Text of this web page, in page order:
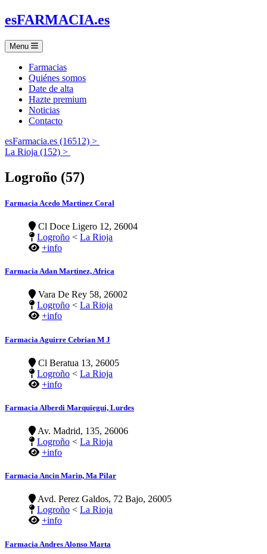
esFARMACIA.es
Menu
Farmacias
Quiénes somos
Date de alta
Hazte premium
Noticias
Contacto
esFarmacia.es (16512) >
La Rioja (152) >
Logroño (57)
Farmacia Acedo Martinez Coral
Cl Doce Ligero 12, 26004
Logroño < La Rioja
+info
Farmacia Adan Martinez, Africa
Vara De Rey 58, 26002
Logroño < La Rioja
+info
Farmacia Aguirre Cebrian M J
Cl Beratua 13, 26005
Logroño < La Rioja
+info
Farmacia Alberdi Marquiegui, Lurdes
Av. Madrid, 135, 26006
Logroño < La Rioja
+info
Farmacia Ancin Marin, Ma Pilar
Avd. Perez Galdos, 72 Bajo, 26005
Logroño < La Rioja
+info
Farmacia Andres Alonso Marta